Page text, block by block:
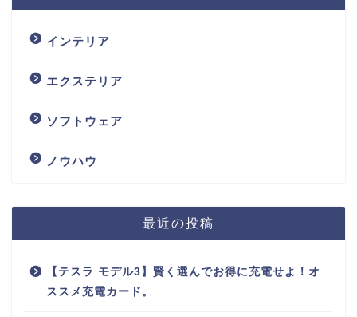
インテリア
エクステリア
ソフトウェア
ノウハウ
最近の投稿
【テスラ モデル3】賢く選んでお得に充電せよ！オ
ススメ充電カード。